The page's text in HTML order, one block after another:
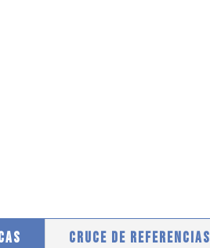
CRUCE DE REFERENCIAS